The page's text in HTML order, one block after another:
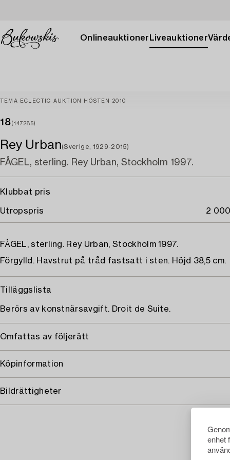
enhet
Onlineauktioner Liveauktioner
TEMA ECLECTIC AUKTION HÖSTEN 2010
18 (147285)
Rey Urban(Sverige, 1929-2015)
FÅGEL, sterling. Rey Urban, Stockholm 1997.
Klubbat pris
Utropspris 2
FÅGEL, sterling. Rey Urban, Stockholm 1997.
Förgylld. Havstrut på tråd fastsatt i sten. Höjd 38,5 cm.
Tilläggslista
Berörs av konstnärsavgift. Droit de Suite.
Omfattas av följerätt
Köpinformation
Bildrättigheter